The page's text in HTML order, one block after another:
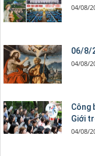
04/08/
06/8/
04/08/
Công
Giới
04/08/